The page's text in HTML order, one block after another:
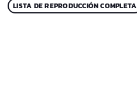
LISTA DE REPRODUCCIÓN COMPLETA